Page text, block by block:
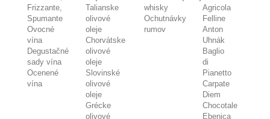
Frizzante,
Spumante
Ovocné
vína
Degustačné
sady vína
Ocenené
vína
Talianske
olivové
oleje
Chorvátske
olivové
oleje
Slovinské
olivové
oleje
Grécke
olivové
whisky
Ochutnávky
rumov
Agricola
Felline
Anton
Uhnák
Baglio
di
Pianetto
Carpate
Diem
Chocotale
Ebenica